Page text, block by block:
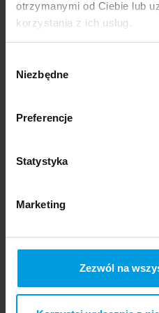
otrzymanymi od Ciebie lub
korzystania z ich usług.
zgody
Niezbędne
Preferencje
Statystyka
Marketing
Zezwól na
Design wystawiony w
Sukces studentek
17 kwietnia 2024